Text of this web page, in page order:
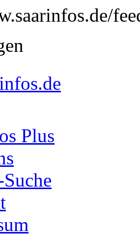
Plus